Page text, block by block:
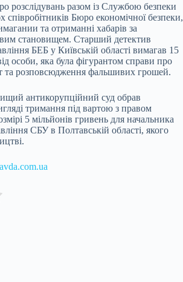
розслідувань разом із Службою безпеки
співробітників Бюро економічної безпеки,
та отриманні хабарів за
становищем. Старший детектив
БЕБ у Київській області вимагав 15
особи, яка була фігурантом справи про
та розповсюдження фальшивих грошей.
антикорупційний суд обрав
тримання під вартою з правом
5 мільйонів гривень для начальника
СБУ в Полтавській області, якого